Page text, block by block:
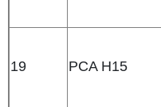
19 PCA H15